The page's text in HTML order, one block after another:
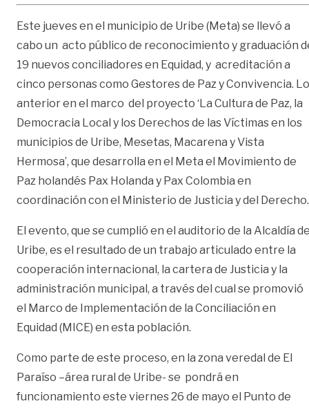
Este jueves en el municipio de Uribe (Meta) se llevó a
cabo un acto público de reconocimiento y graduación
19 nuevos conciliadores en Equidad, y acreditación a
cinco personas como Gestores de Paz y Convivencia. Lo
anterior en el marco del proyecto ‘La Cultura de Paz, la
Democracia Local y los Derechos de las Víctimas en los
municipios de Uribe, Mesetas, Macarena y Vista
Hermosa’, que desarrolla en el Meta el Movimiento de
Paz holandés Pax Holanda y Pax Colombia en
coordinación con el Ministerio de Justicia y del Derecho.
El evento, que se cumplió en el auditorio de la Alcaldía
Uribe, es el resultado de un trabajo articulado entre la
cooperación internacional, la cartera de Justicia y la
administración municipal, a través del cual se promovió
el Marco de Implementación de la Conciliación en
Equidad (MICE) en esta población.
Como parte de este proceso, en la zona veredal de El
Paraíso –área rural de Uribe- se pondrá en
funcionamiento este viernes 26 de mayo el Punto de